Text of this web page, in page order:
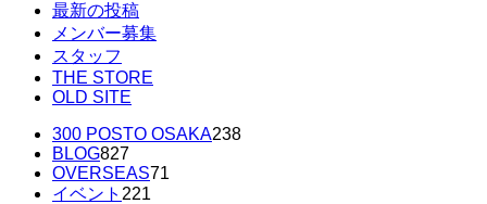
最新の投稿
メンバー募集
スタッフ
THE STORE
OLD SITE
300 POSTO OSAKA238
BLOG827
OVERSEAS71
イベント 221